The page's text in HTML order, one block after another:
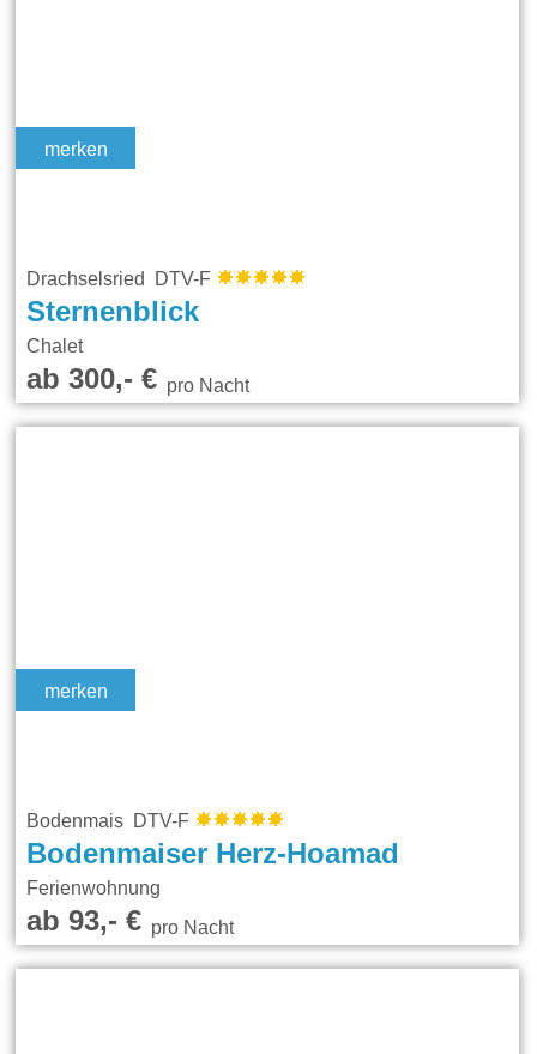
merken
Drachselsried DTV-F
Sternenblick
Chalet
ab 300,- €pro Nacht
merken
Bodenmais DTV-F
Bodenmaiser Herz-Hoamad
Ferienwohnung
ab 93,- €pro Nacht